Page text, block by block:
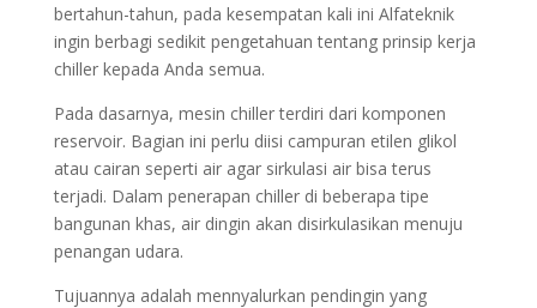
bertahun-tahun, pada kesempatan kali ini Alfateknik
ingin berbagi sedikit pengetahuan tentang prinsip kerja
chiller kepada Anda semua.
Pada dasarnya, mesin chiller terdiri dari komponen
reservoir. Bagian ini perlu diisi campuran etilen glikol
atau cairan seperti air agar sirkulasi air bisa terus
terjadi. Dalam penerapan chiller di beberapa tipe
bangunan khas, air dingin akan disirkulasikan menuju
penangan udara.
Tujuannya adalah mennyalurkan pendingin yang